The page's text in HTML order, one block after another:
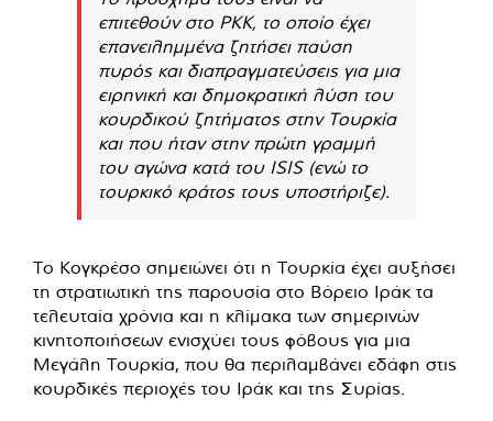
επιτεθούν στο PKK, το οποίο έχει
επανειλημμένα ζητήσει παύση
πυρός και διαπραγματεύσεις για μια
ειρηνική και δημοκρατική λύση του
κουρδικού ζητήματος στην Τουρκία
και που ήταν στην πρώτη γραμμή
του αγώνα κατά του ISIS (ενώ το
τουρκικό κράτος τους υποστήριζε).
Το Κογκρέσο σημειώνει ότι η Τουρκία έχει αυξήσει
τη στρατιωτική της παρουσία στο Βόρειο Ιράκ τα
τελευταία χρόνια και η κλίμακα των σημερινών
κινητοποιήσεων ενισχύει τους φόβους για μια
Μεγάλη Τουρκία, που θα περιλαμβάνει εδάφη στις
κουρδικές περιοχές του Ιράκ και της Συρίας.